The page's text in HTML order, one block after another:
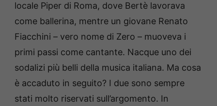
locale Piper di Roma, dove Bertè lavorava
come ballerina, mentre un giovane Renato
Fiacchini – vero nome di Zero – muoveva i
primi passi come cantante. Nacque uno dei
sodalizi più belli della musica italiana. Ma cosa
è accaduto in seguito? I due sono sempre
stati molto riservati sull’argomento. In